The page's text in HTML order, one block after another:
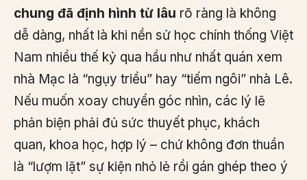
chung đã định hình từ lâu rõ ràng là không
dễ dàng, nhất là khi nền sử học chính thống Việt
Nam nhiều thế kỷ qua hầu như nhất quán xem
nhà Mạc là “ngụy triều” hay “tiếm ngôi” nhà Lê.
Nếu muốn xoay chuyển góc nhìn, các lý lẽ
phản biện phải đủ sức thuyết phục, khách
quan, khoa học, hợp lý – chứ không đơn thuần
là “lượm lặt” sự kiện nhỏ lẻ rồi gán ghép theo ý